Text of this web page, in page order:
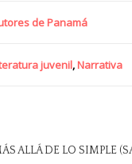
de Panamá
juvenil, Narrativa
ALLÁ DE LO SIMPLE